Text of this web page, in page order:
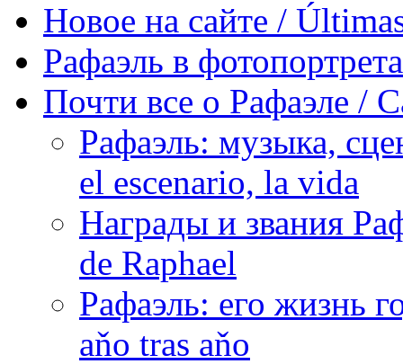
Новое на сайте /
Рафаэль в
Почти все о Рафаэле /
Рафаэль: музыка,
el escenario, la vida
Награды и звания
de Raphael
Рафаэль: его жизнь
aňo tras aňo